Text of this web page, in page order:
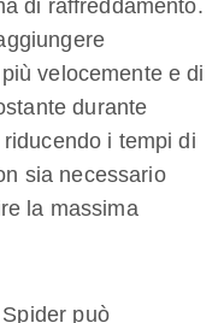
di raffreddamento.
velocemente e di
durante
i tempi di
sia necessario
la massima
può